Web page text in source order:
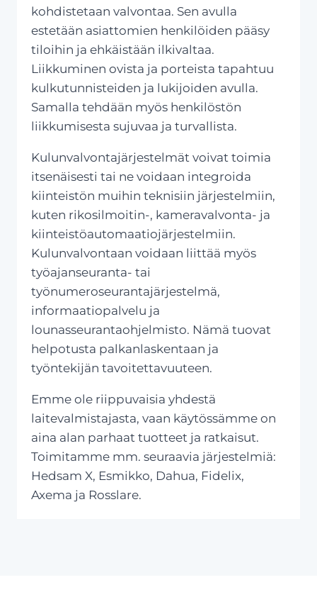
kohdistetaan valvontaa. Sen avulla
estetään asiattomien henkilöiden pääsy
tiloihin ja ehkäistään ilkivaltaa.
Liikkuminen ovista ja porteista tapahtuu
kulkutunnisteiden ja lukijoiden avulla.
Samalla tehdään myös henkilöstön
liikkumisesta sujuvaa ja turvallista.
Kulunvalvontajärjestelmät voivat toimia
itsenäisesti tai ne voidaan integroida
kiinteistön muihin teknisiin järjestelmiin,
kuten rikosilmoitin-, kameravalvonta- ja
kiinteistöautomaatiojärjestelmiin.
Kulunvalvontaan voidaan liittää myös
työajanseuranta- tai
työnumeroseurantajärjestelmä,
informaatiopalvelu ja
lounasseurantaohjelmisto. Nämä tuovat
helpotusta palkanlaskentaan ja
työntekijän tavoitettavuuteen.
Emme ole riippuvaisia yhdestä
laitevalmistajasta, vaan käytössämme on
aina alan parhaat tuotteet ja ratkaisut.
Toimitamme mm. seuraavia järjestelmiä:
Hedsam X, Esmikko, Dahua, Fidelix,
Axema ja Rosslare.